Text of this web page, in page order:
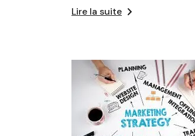
Lire la suite